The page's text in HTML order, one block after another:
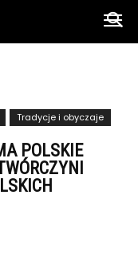
Tradycje i obyczaje
POLSKIE